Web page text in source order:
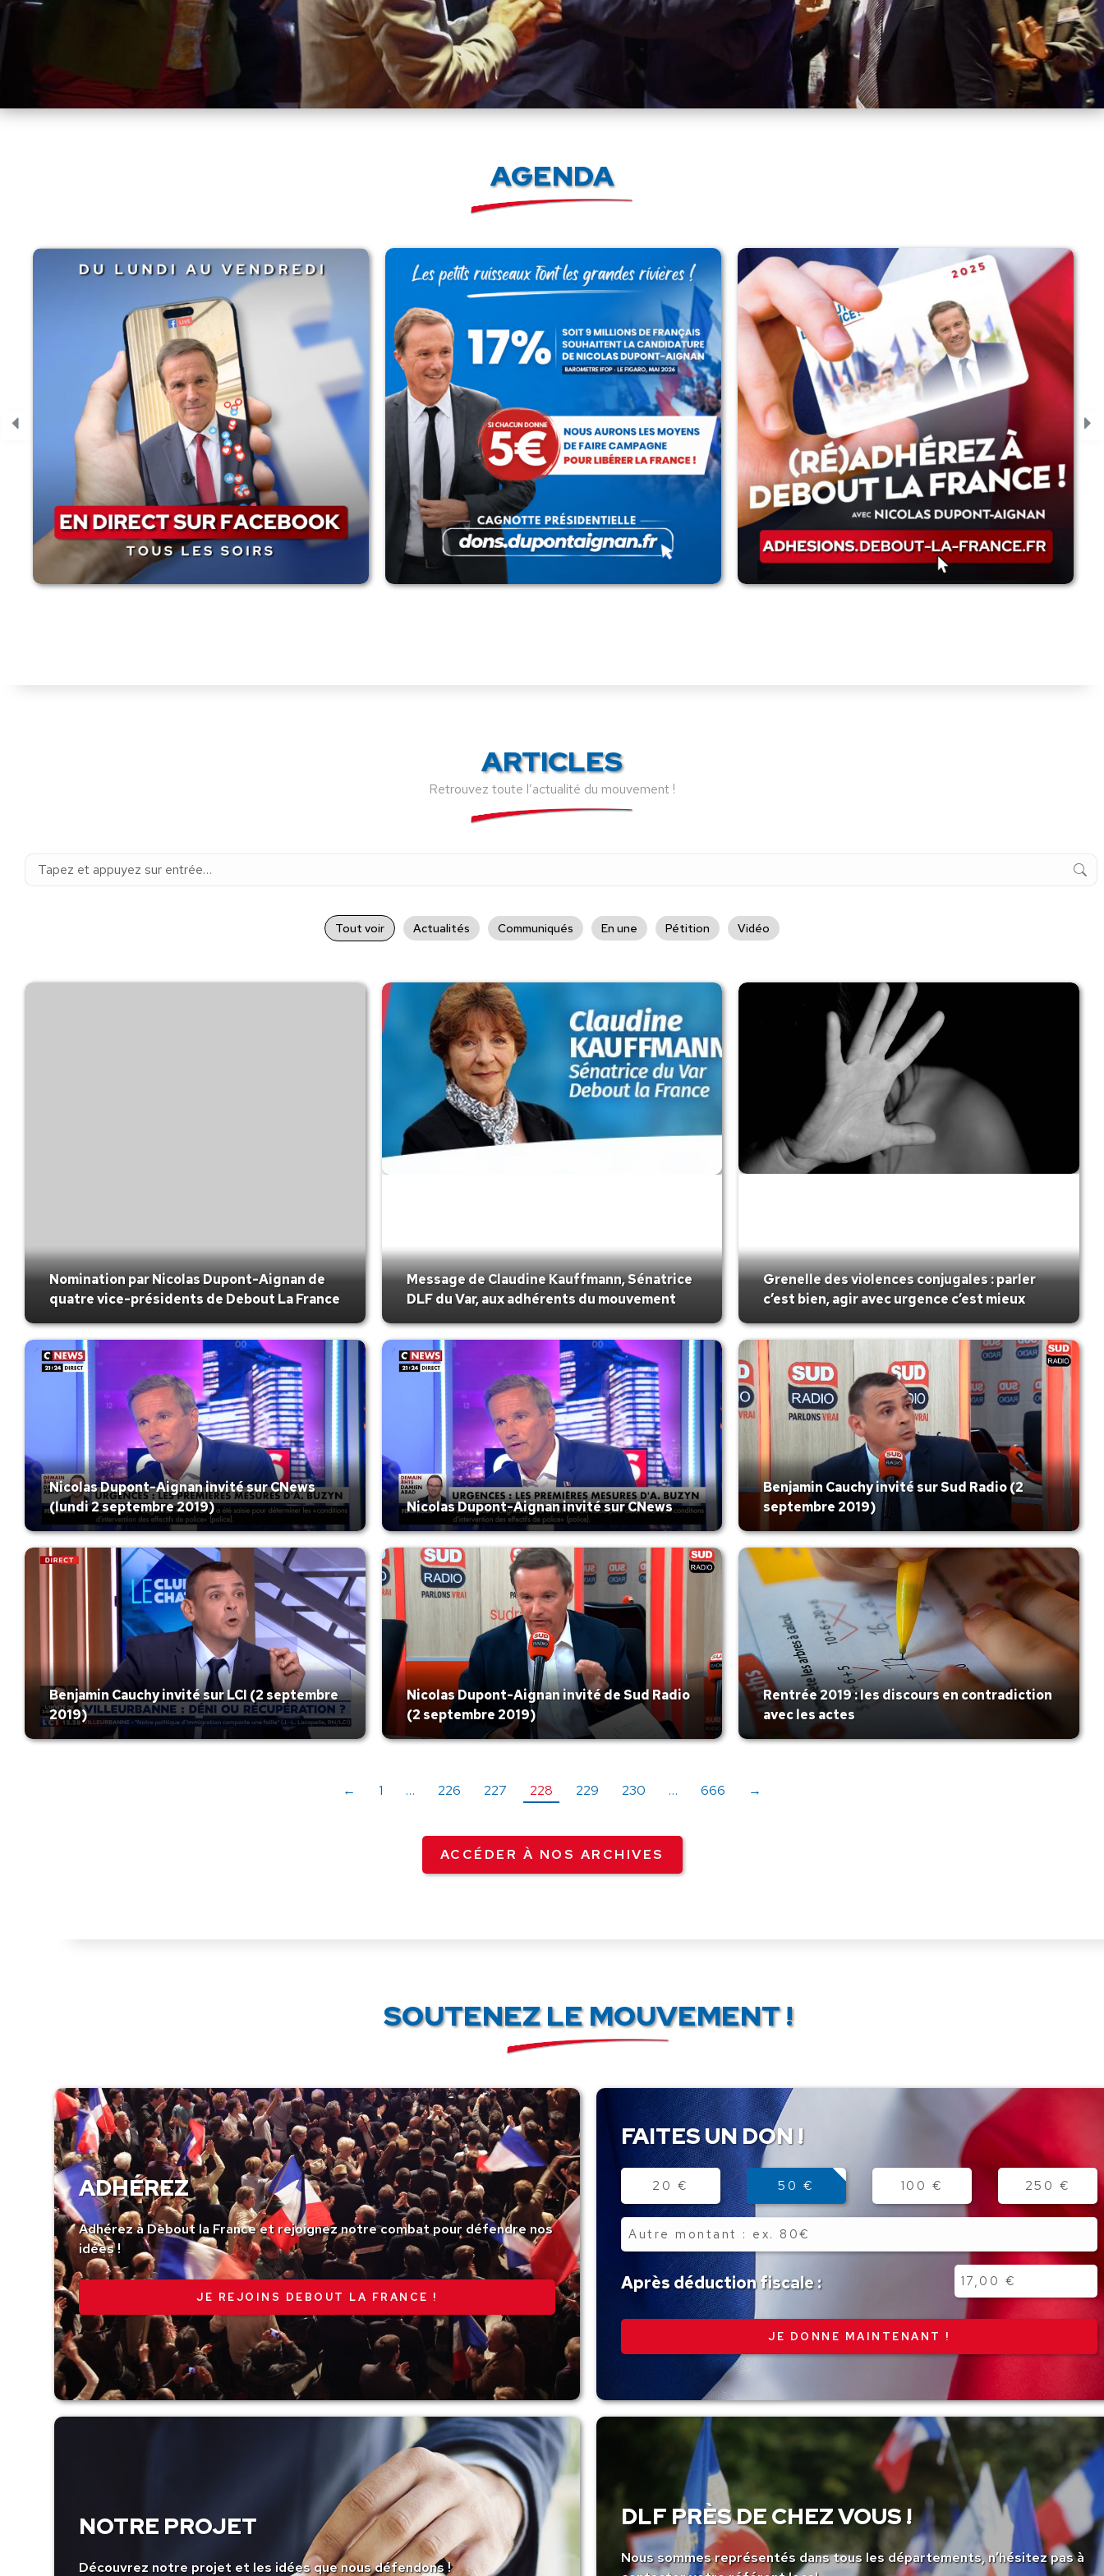
AGENDA
ARTICLES
Retrouvez toute l’actualité du mouvement !
Recherche
Tout voir Actualités Communiqués En une Pétition Vidéo
Nomination par Nicolas Dupont-Aignan de
quatre vice-présidents de Debout La France
Message de Claudine Kauffmann, Sénatrice
DLF du Var, aux adhérents du mouvement
Grenelle des violences conjugales : parler
c’est bien, agir avec urgence c’est mieux
Nicolas Dupont-Aignan invité sur CNews
(lundi 2 septembre 2019)
Nicolas Dupont-Aignan invité sur CNews
Benjamin Cauchy invité sur Sud Radio (2
septembre 2019)
Benjamin Cauchy invité sur LCI (2 septembre
2019)
Nicolas Dupont-Aignan invité de Sud Radio
(2 septembre 2019)
Rentrée 2019 : les discours en contradiction
avec les actes
← 1 … 226 227 228 229 230 … 666 →
ACCÉDER À NOS ARCHIVES
SOUTENEZ LE MOUVEMENT !
ADHÉREZ
Adhérez à Debout la France et rejoignez notre combat pour défendre nos
idées !
JE REJOINS DEBOUT LA FRANCE !
FAITES UN DON !
Montant
20 € 50 € 100 € 250 €
Autre
montant
Après déduction fiscale :
NOTRE PROJET
Découvrez notre projet et les idées que nous défendons !
DLF PRÈS DE CHEZ VOUS !
Nous sommes représentés dans tous les départements, n’hésitez pas à